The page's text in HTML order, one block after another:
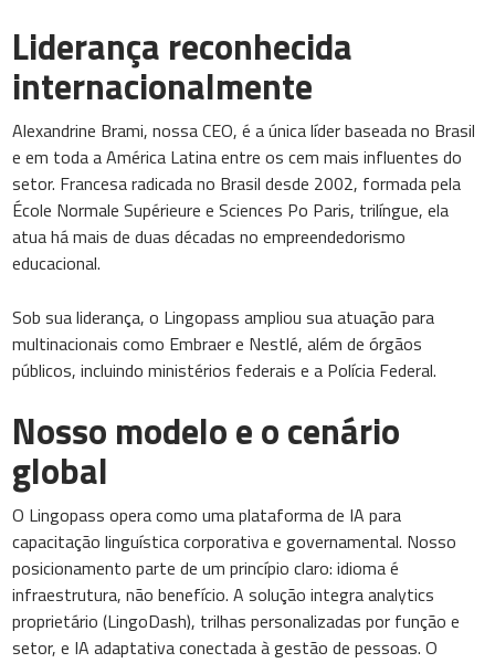
Liderança reconhecida
internacionalmente
Alexandrine Brami, nossa CEO, é a única líder baseada no Brasil
e em toda a América Latina entre os cem mais influentes do
setor. Francesa radicada no Brasil desde 2002, formada pela
École Normale Supérieure e Sciences Po Paris, trilíngue, ela
atua há mais de duas décadas no empreendedorismo
educacional.
Sob sua liderança, o Lingopass ampliou sua atuação para
multinacionais como Embraer e Nestlé, além de órgãos
públicos, incluindo ministérios federais e a Polícia Federal.
Nosso modelo e o cenário
global
O Lingopass opera como uma plataforma de IA para
capacitação linguística corporativa e governamental. Nosso
posicionamento parte de um princípio claro: idioma é
infraestrutura, não benefício. A solução integra analytics
proprietário (LingoDash), trilhas personalizadas por função e
setor, e IA adaptativa conectada à gestão de pessoas. O